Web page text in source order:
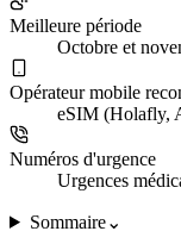
Meilleure période
Octobre et
Opérateur mobile
eSIM (Holafly,
Numéros d'urgence
Urgences
Sommaire⌄